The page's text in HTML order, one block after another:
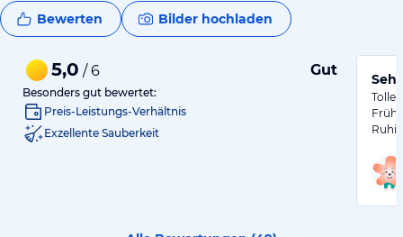
Bewerten Bilder hochladen
5,0 / 6 Gut
Besonders gut bewertet:
Preis-Leistungs-Verhältnis
Exzellente Sauberkeit